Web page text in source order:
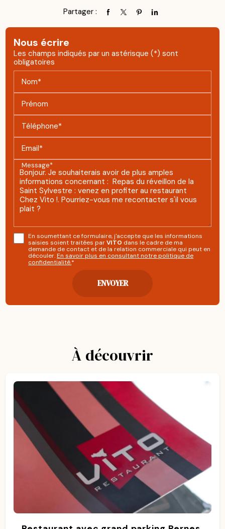
Partager :
Nous écrire
Les champs indiqués par un astérisque (*) sont
obligatoires
Nom*
Prénom
Téléphone*
Email*
Message*
En soumettant ce formulaire, j'accepte que les informations
saisies soient traitées parVITO dans le cadre de ma
demande de contact et de la relation commerciale qui peut en
découler.En savoir plus en consultant notre politique de
confidentialité.*
À découvrir